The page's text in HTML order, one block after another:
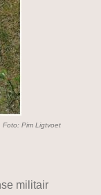
Foto: Pim Ligtvoet
militair